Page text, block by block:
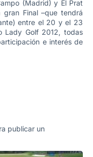
(Madrid) y El Prat
gran Final –que tendrá
entre el 20 y el 23
Lady Golf 2012, todas
e interés de
publicar un